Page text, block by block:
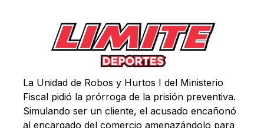
La Unidad de Robos y Hurtos I del Ministerio
Fiscal pidió la prórroga de la prisión preventiva.
Simulando ser un cliente, el acusado encañonó
al encargado del comercio amenazándolo para